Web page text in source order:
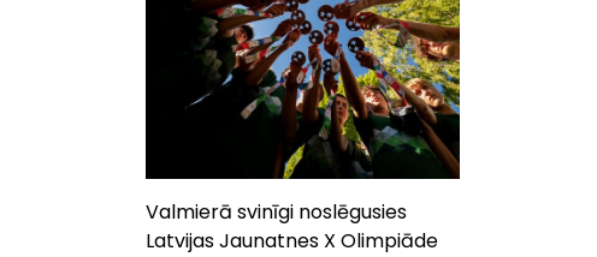
Valmierā svinīgi noslēgusies
Latvijas Jaunatnes X Olimpiāde